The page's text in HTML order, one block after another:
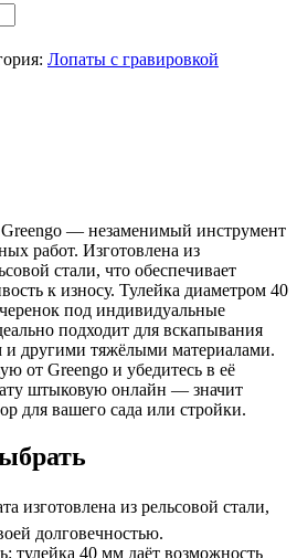
Лопаты с гравировкой
— незаменимый инструмент
работ. Изготовлена из
стали, что обеспечивает
к износу. Тулейка диаметром 40
под индивидуальные
подходит для вскапывания
и другими тяжёлыми материалами.
от Greengo и убедитесь в её
штыковую онлайн — значит
для вашего сада или стройки.
изготовлена из рельсовой стали,
долговечностью.
тулейка 40 мм даёт возможность